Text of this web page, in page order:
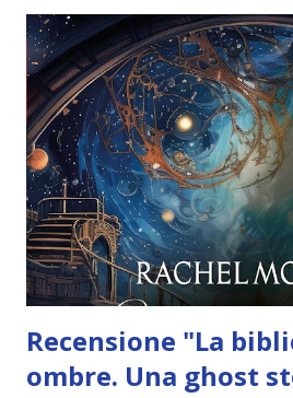
l’opportunità di liberarlo. Cyrus, il
offerto il suo regno a patto che lei
uccida. L’oscura reputazione di
passato sanguinario è noto in ogni
perché ucciderlo dovrebbe rivelarsi
soprattutto quando accettare la
avere la strada spianata per compi...
Recensione "La
ombre. Una ghost